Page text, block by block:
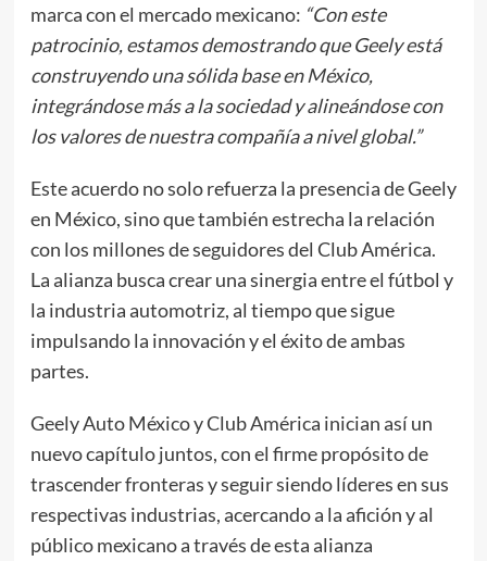
marca con el mercado mexicano: “Con este
patrocinio, estamos demostrando que Geely está
construyendo una sólida base en México,
integrándose más a la sociedad y alineándose con
los valores de nuestra compañía a nivel global.”
Este acuerdo no solo refuerza la presencia de Geely
en México, sino que también estrecha la relación
con los millones de seguidores del Club América.
La alianza busca crear una sinergia entre el fútbol y
la industria automotriz, al tiempo que sigue
impulsando la innovación y el éxito de ambas
partes.
Geely Auto México y Club América inician así un
nuevo capítulo juntos, con el firme propósito de
trascender fronteras y seguir siendo líderes en sus
respectivas industrias, acercando a la afición y al
público mexicano a través de esta alianza